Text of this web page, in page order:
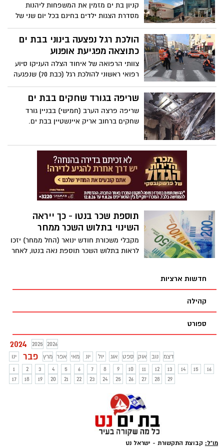
ויצאתי בזריזות למקום."
קניון בת ים מזמין את המשפחות ליהנות
מסדרת הצגות ילדים בחינם בכל יום שני של
פברואר בשעה 17:00.
הולכת רגל נפצעה בינוני בבת ים
כתוצאה מפגיעת אופנוע
צוותי הרפואה של איחוד הצלה העניקו סיוע
רפואי ראשוני להולכת רגל (כבת 70) שנפגעה
היום (שישי) מאופנוע ברחוב בלפור בבת ים.
שריפה בגורד שחקים בבת ים
שריפה פרצה הערב (חמישי) בבניין גורד
שחקים ברחוב אריק איינשטיין בבת ים.
תוספת שכר בנטו - כך ייראה
השינוי בתלוש השכר ממחר
מקבלי משכורת חודש ינואר (החל ממחר) יזכו
לראות בתלוש השכר תוספת נאה בנטו, לאחר
חדשות ארציות
קהילה
ספורט
2024 2025
2026
ינו
פבר מרץ אפר מאי יונ יול אוג ספט אוק נוב
דצמ
1
2 3 4 5 6 7 8 9 10 11 12 13 14 15
16
17
18 19 20 21 22 23 24 25 26 27 28 29
מו"ל: קבוצת התקשורת - ישראל נט